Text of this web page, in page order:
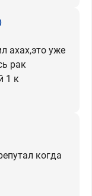
ахах,это уже
рак
1 к
когда